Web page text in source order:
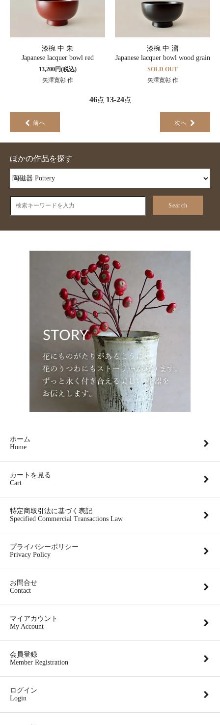
漆椀 中 朱
Japanese lacquer bowl red
13,200円(税込)
矢澤寛彰 作
漆椀 中 溜
Japanese lacquer bowl wood grain
SOLD OUT
矢澤寛彰 作
46点 13-24点
前へ 次へ
ほかの作品を探す
Search
ホーム
Home
カートを見る
Cart
特定商取引法に基づく表記
Specified Commercial Transactions Law
プライバシーポリシー
Privacy Policy
お問合せ
Contact
マイアカウント
My Account
会員登録
Member Registration
ログイン
Login